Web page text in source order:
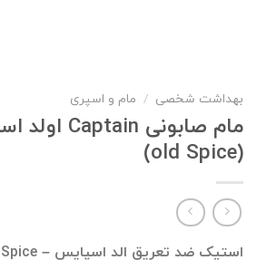
بهداشت شخصی / مام و اسپری
(old Spice)